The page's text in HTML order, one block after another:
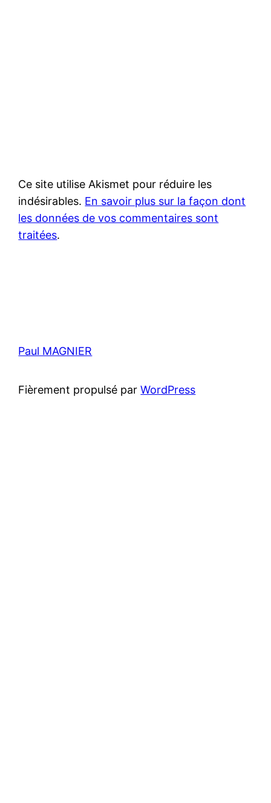
Ce site utilise Akismet pour réduire les
indésirables. En savoir plus sur la façon dont
les données de vos commentaires sont
traitées.
Paul MAGNIER
Fièrement propulsé parWordPress